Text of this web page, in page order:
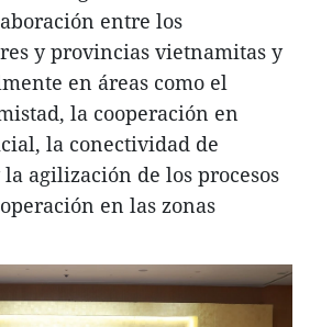
entre los
y provincias vietnamitas y
en áreas como el
la cooperación en
la conectividad de
agilización de los procesos
en las zonas